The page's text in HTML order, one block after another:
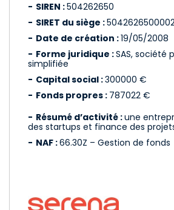
SIREN :504262650
SIRET du siège :
Date de création :19/05/2008
Forme juridique :SAS, société
simplifiée
Capital social :300000 €
Fonds propres : 787022 €
Résumé d’activité :une
des startups et finance des
NAF :66.30Z – Gestion de fonds